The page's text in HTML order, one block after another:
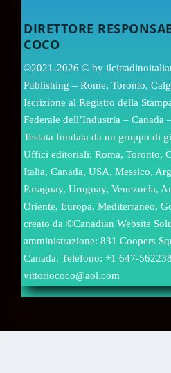
DIRETTORE
COCO
©2021-2026 © by
Publishing – Rome, Toronto,
Iscrizione al Registro della
Federale dell’Industria –
Testata fondata da un gruppo di
Uffici editoriali: Roma, Toronto,
Italia, Canada, USA, Messico,
Paraguay, Uruguay, Venezuela,
Oriente, Europa, Mediterraneo,
creato da ©Canadian Website
amministrazione: 831 Coopers
Canada. Telefono: +1 647-
vittoriococo@aol.com